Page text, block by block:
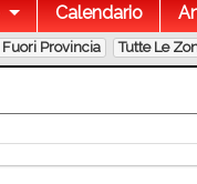
Calendario
Fuori Provincia Tutte Le